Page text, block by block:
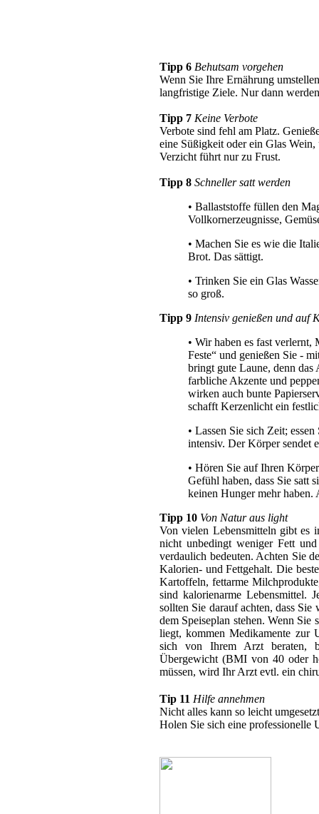
Tipp 6 Behutsam vorgehen
Wenn Sie Ihre Ernährung
langfristige Ziele. Nur dann
Tipp 7 Keine Verbote
Verbote sind fehl am Platz.
eine Süßigkeit oder ein Glas
Verzicht führt nur zu Frust.
Tipp 8 Schneller satt werden
• Ballaststoffe füllen den
Vollkornerzeugnisse,
• Machen Sie es wie die
Brot. Das sättigt.
• Trinken Sie ein Glas
so groß.
Tipp 9 Intensiv genießen und auf
• Wir haben es fast verlernt,
Feste“ und genießen Sie -
bringt gute Laune, denn das
farbliche Akzente und
wirken auch bunte
schafft Kerzenlicht ein
• Lassen Sie sich Zeit;
intensiv. Der Körper sendet
• Hören Sie auf Ihren
Gefühl haben, dass Sie satt
keinen Hunger mehr haben.
Tipp 10 Von Natur aus light
Von vielen Lebensmitteln gibt es
nicht unbedingt weniger Fett
verdaulich bedeuten. Achten Sie
Kalorien- und Fettgehalt. Die
Kartoffeln, fettarme
sind kalorienarme Lebensmittel.
sollten Sie darauf achten, dass
dem Speiseplan stehen. Wenn
liegt, kommen Medikamente zur
sich von Ihrem Arzt beraten,
Übergewicht (BMI von 40 oder
müssen, wird Ihr Arzt evtl. ein
Tip 11 Hilfe annehmen
Nicht alles kann so leicht
Holen Sie sich eine professionelle